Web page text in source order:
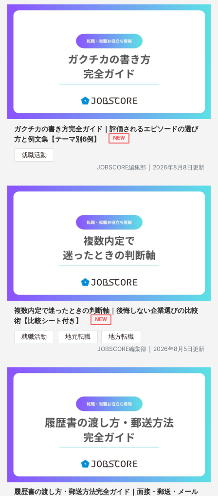
ガクチカの書き方完全ガイド｜評価されるエピソードの選び
方と例文集【テーマ別6例】
NEW
就職活動
JOBSCORE編集部 ｜ 2026年8月8日更新
複数内定で迷ったときの判断軸｜後悔しない企業選びの比較
術【比較シート付き】
NEW
就職活動 地元転職
地方転職
JOBSCORE編集部 ｜ 2026年8月5日更新
履歴書の渡し方・郵送方法完全ガイド｜面接・郵送・メール